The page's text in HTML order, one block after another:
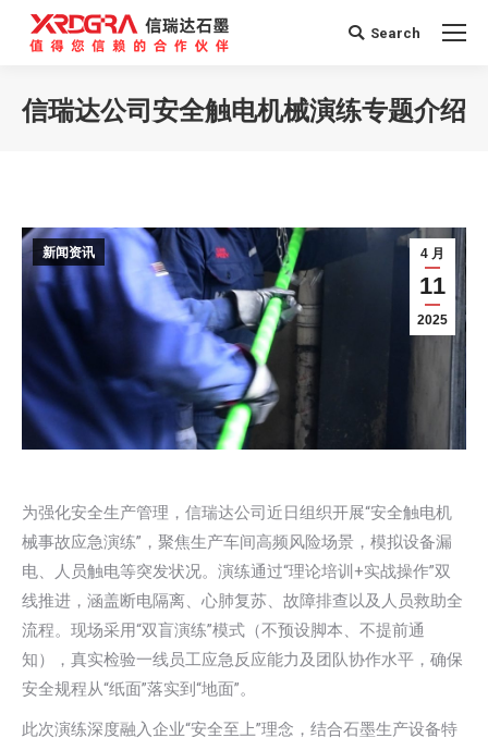
Search:
Search
信瑞达公司安全触电机械演练专题介绍
4 月
11
2025
新闻资讯
为强化安全生产管理，信瑞达公司近日组织开展“安全触电机
械事故应急演练”，聚焦生产车间高频风险场景，模拟设备漏
电、人员触电等突发状况。演练通过“理论培训+实战操作”双
线推进，涵盖断电隔离、心肺复苏、故障排查以及人员救助全
流程。现场采用“双盲演练”模式（不预设脚本、不提前通
知），真实检验一线员工应急反应能力及团队协作水平，确保
安全规程从“纸面”落实到“地面”。
此次演练深度融入企业“安全至上”理念，结合石墨生产设备特